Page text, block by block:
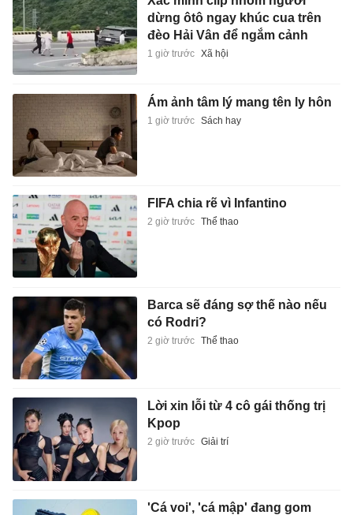
dừng ôtô ngay khúc cua trên
đèo Hải Vân để ngắm cảnh
1 giờ trước Xã hội
Ám ảnh tâm lý mang tên ly hôn
1 giờ trước Sách hay
FIFA chia rẽ vì Infantino
2 giờ trước Thể thao
Barca sẽ đáng sợ thế nào nếu
có Rodri?
2 giờ trước Thể thao
Lời xin lỗi từ 4 cô gái thống trị
Kpop
2 giờ trước Giải trí
'Cá voi', 'cá mập' đang gom